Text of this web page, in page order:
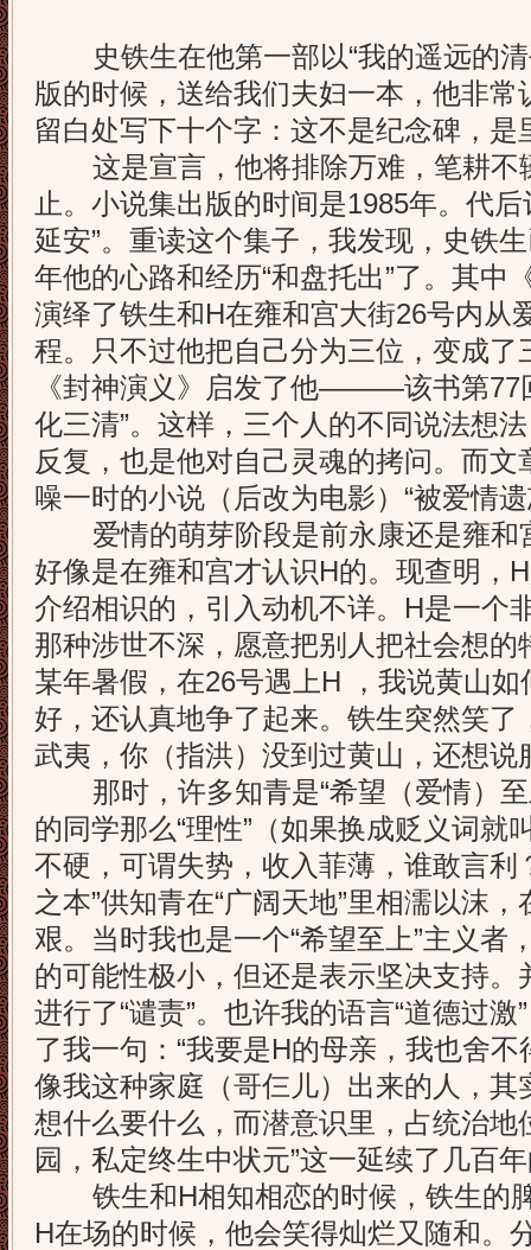
史铁生在他第一部以“我的遥远的清
版的时候，送给我们夫妇一本，他非
留白处写下十个字：这不是纪念碑，是
这是宣言，他将排除万难，笔耕不
止。小说集出版的时间是1985年。代
延安”。重读这个集子，我发现，史铁
年他的心路和经历“和盘托出”了。其中
演绎了铁生和H在雍和宫大街26号内从
程。只不过他把自己分为三位，变成了
《封神演义》启发了他———该书第77
化三清”。这样，三个人的不同说法想
反复，也是他对自己灵魂的拷问。而
噪一时的小说（后改为电影）“被爱情
爱情的萌芽阶段是前永康还是雍和
好像是在雍和宫才认识H的。现查明，
介绍相识的，引入动机不详。H是一个
那种涉世不深，愿意把别人把社会想
某年暑假，在26号遇上H ，我说黄山
好，还认真地争了起来。铁生突然笑
武夷，你（指洪）没到过黄山，还想说
那时，许多知青是“希望（爱情）至
的同学那么“理性”（如果换成贬义词就
不硬，可谓失势，收入菲薄，谁敢言利
之本”供知青在“广阔天地”里相濡以沫，
艰。当时我也是一个“希望至上”主义者
的可能性极小，但还是表示坚决支持
进行了“谴责”。也许我的语言“道德过
了我一句：“我要是H的母亲，我也舍
像我这种家庭（哥仨儿）出来的人，其
想什么要什么，而潜意识里，占统治地
园，私定终生中状元”这一延续了几百
铁生和H相知相恋的时候，铁生的
H在场的时候，他会笑得灿烂又随和。